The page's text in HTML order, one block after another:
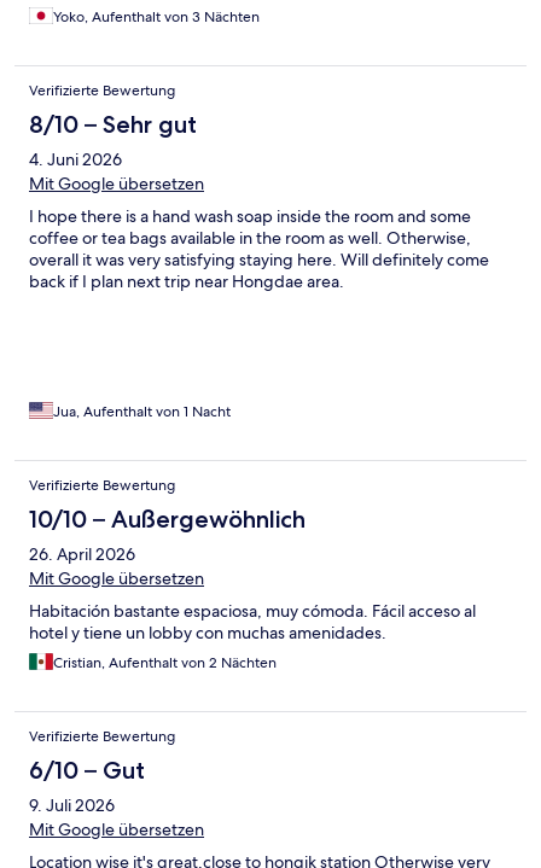
Yoko, Aufenthalt von 3 Nächten
Verifizierte Bewertung
8/10 – Sehr gut
4. Juni 2026
Mit Google übersetzen
I hope there is a hand wash soap inside the room and some
coffee or tea bags available in the room as well. Otherwise,
overall it was very satisfying staying here. Will definitely come
back if I plan next trip near Hongdae area.
Jua, Aufenthalt von 1 Nacht
Verifizierte Bewertung
10/10 – Außergewöhnlich
26. April 2026
Mit Google übersetzen
Habitación bastante espaciosa, muy cómoda. Fácil acceso al
hotel y tiene un lobby con muchas amenidades.
Cristian, Aufenthalt von 2 Nächten
Verifizierte Bewertung
6/10 – Gut
9. Juli 2026
Mit Google übersetzen
Location wise it's great,close to hongik station Otherwise very